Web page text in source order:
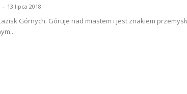
- 13 lipca 2018
Górnych. Góruje nad miastem i jest znakiem